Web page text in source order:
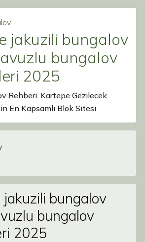
jakuzili bungalov
bungalov
2025
Rehberi. Kartepe Gezilecek
En Kapsamlı Blok Sitesi
jakuzili bungalov
bungalov
2025